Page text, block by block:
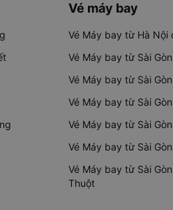
Vé máy bay
Vé Máy bay từ Hà Nội
Vé Máy bay từ Sài
Vé Máy bay từ Sài
Vé Máy bay từ Sài
Vé Máy bay từ Sài
Vé Máy bay từ Sài
Vé Máy bay từ Sài
Thuột